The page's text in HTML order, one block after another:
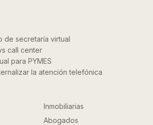
de secretaría virtual
call center
para PYMES
la atención telefónica
Inmobiliarias
Abogados